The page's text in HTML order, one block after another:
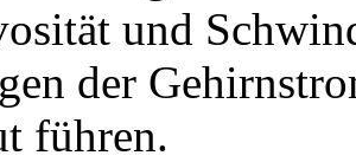
und
der
führen.